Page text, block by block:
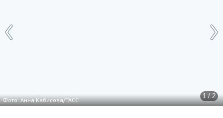
1 / 2
Фото: Анна Кабисова/ТАСС